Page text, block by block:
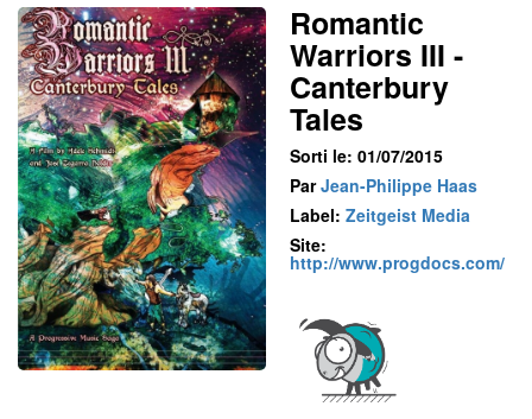
Romantic
Warriors III -
Canterbury
Tales
Sorti le: 01/07/2015
ParJean-Philippe Haas
Label: Zeitgeist Media
Site:
http://www.progdocs.com/